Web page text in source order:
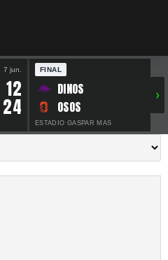
7 jun.
12
24
FINAL
DINOS
OSOS
ESTADIO GASPAR MAS
›